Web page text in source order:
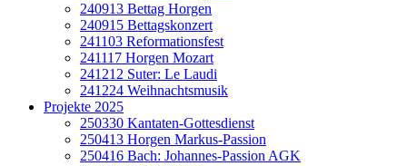
240913 Bettag Horgen
240915 Bettagskonzert
241103 Reformationsfest
241117 Horgen Mozart
241212 Suter: Le Laudi
241224 Weihnachtsmusik
Projekte 2025
250330 Kantaten-Gottesdienst
250413 Horgen Markus-Passion
250416 Bach: Johannes-Passion AGK